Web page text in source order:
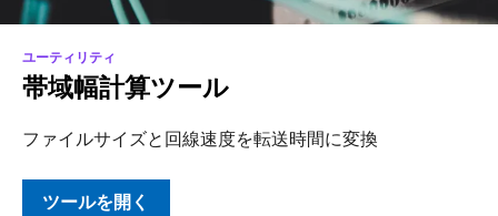
ユーティリティ
帯域幅計算ツール
ファイルサイズと回線速度を転送時間に変換
ツールを開く